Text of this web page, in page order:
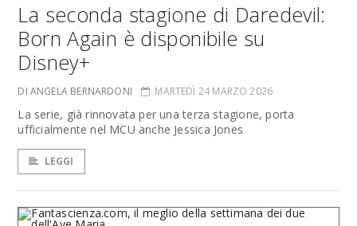
La seconda stagione di Daredevil:
Born Again è disponibile su
Disney+
DI ANGELA BERNARDONI MARTEDÌ 24 MARZO 2026
La serie, già rinnovata per una terza stagione, porta
ufficialmente nel MCU anche Jessica Jones
LEGGI